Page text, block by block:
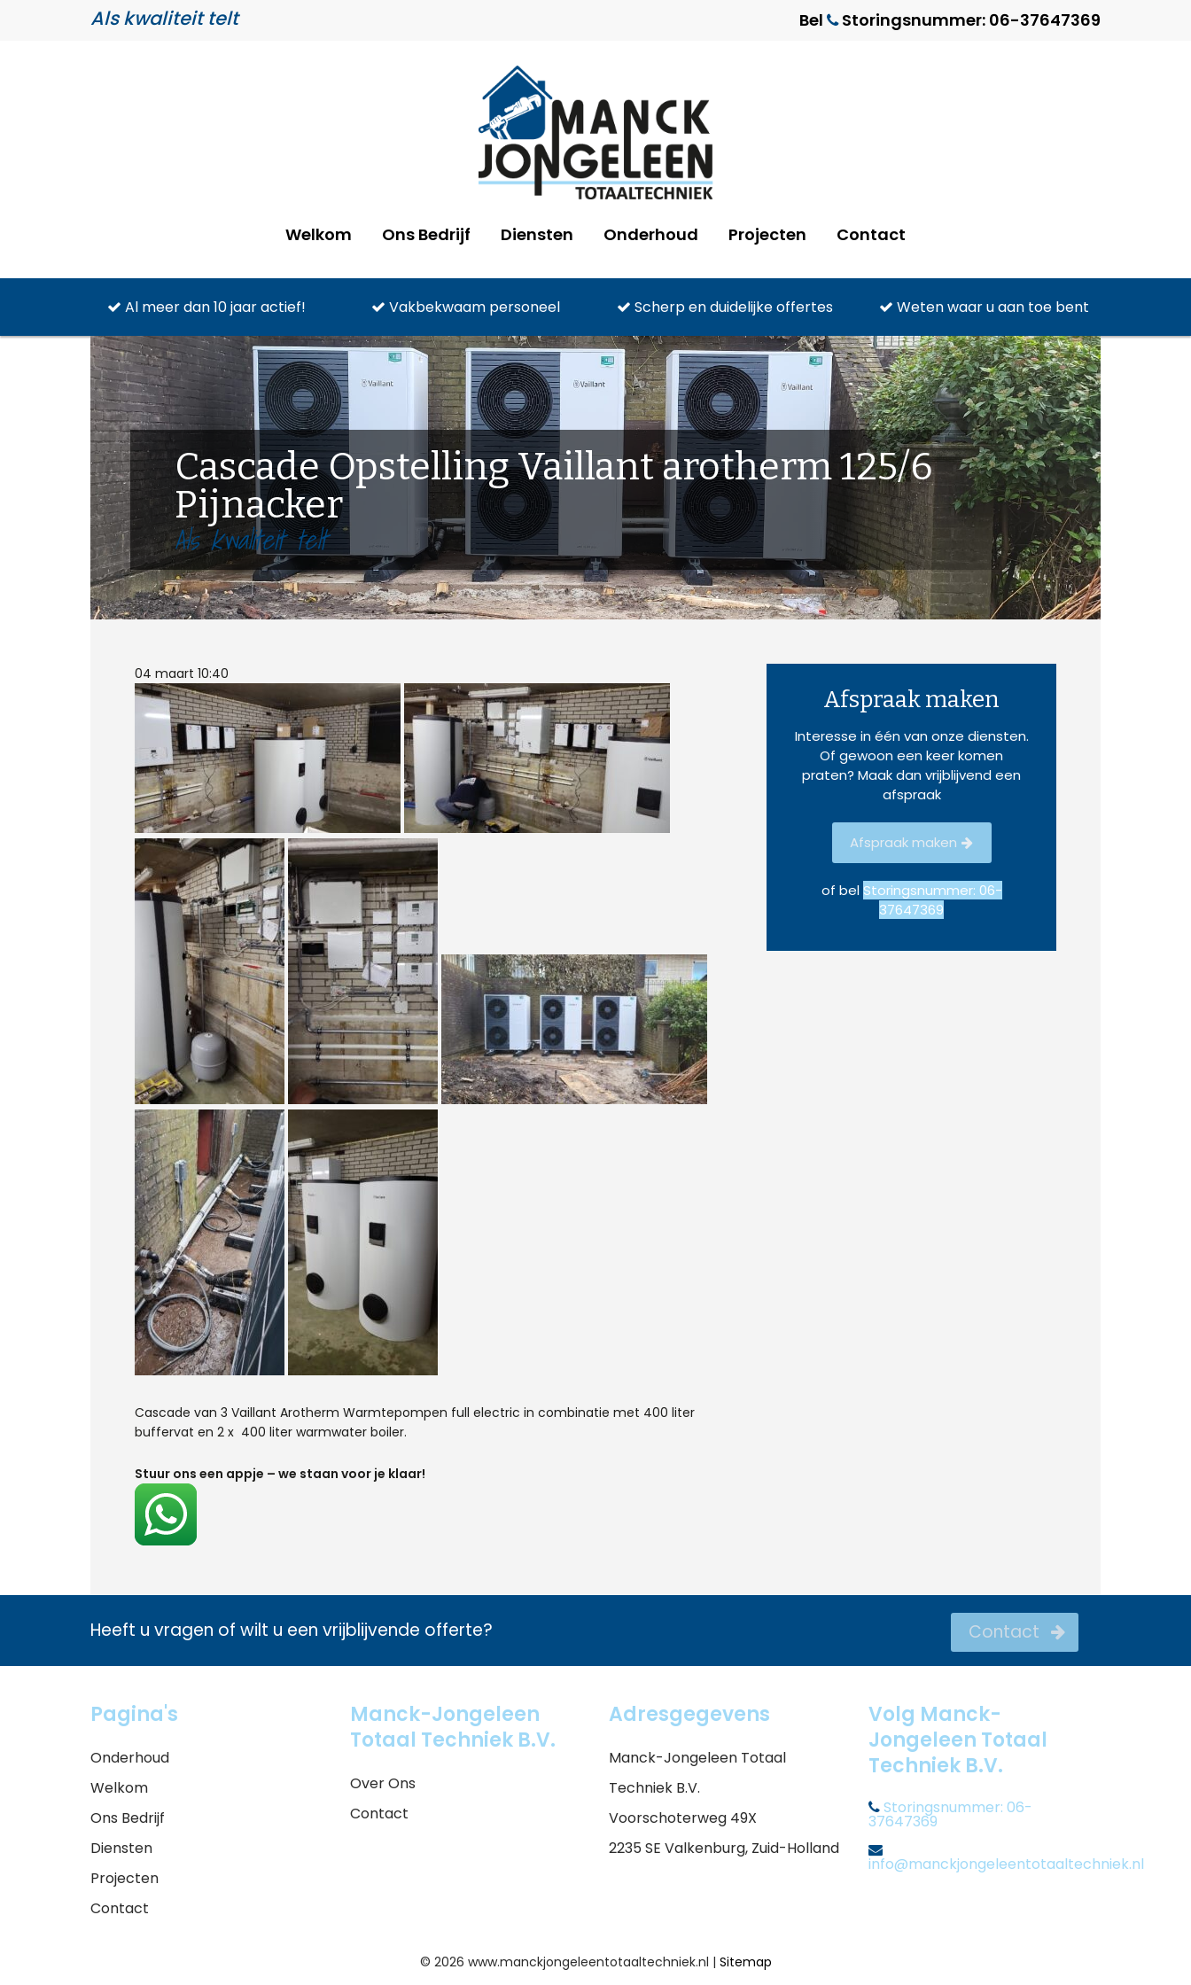
Als kwaliteit telt Bel Storingsnummer: 06-37647369
Welkom Ons Bedrijf Diensten Onderhoud Projecten Contact
Al meer dan 10 jaar actief! Vakbekwaam personeel Scherp en duidelijke offertes Weten waar u aan toe bent
Cascade Opstelling Vaillant arotherm 125/6
Pijnacker
Als kwaliteit telt
04 maart 10:40
Cascade van 3 Vaillant Arotherm Warmtepompen full electric in combinatie met 400 liter
buffervat en 2 x 400 liter warmwater boiler.
Stuur ons een appje – we staan voor je klaar!
Afspraak maken
Interesse in één van onze diensten.
Of gewoon een keer komen
praten? Maak dan vrijblijvend een
afspraak
Afspraak maken
of bel Storingsnummer: 06-
37647369
Heeft u vragen of wilt u een vrijblijvende offerte? Contact
Pagina's
Onderhoud
Welkom
Ons Bedrijf
Diensten
Projecten
Contact
Manck-Jongeleen
Totaal Techniek B.V.
Over Ons
Contact
Adresgegevens
Manck-Jongeleen Totaal
Techniek B.V.
Voorschoterweg 49X
2235 SE Valkenburg, Zuid-Holland
Volg Manck-
Jongeleen Totaal
Techniek B.V.
Storingsnummer: 06-
37647369
info@manckjongeleentotaaltechniek.nl
© 2026 www.manckjongeleentotaaltechniek.nl | Sitemap